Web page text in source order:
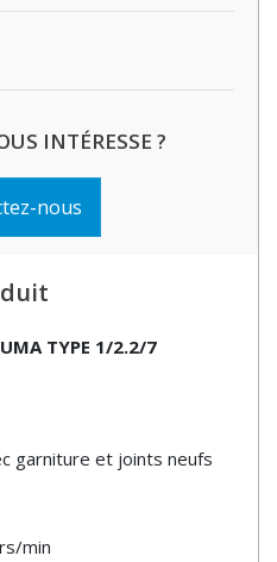
INTÉRESSE ?
nous
TYPE 1/2.2/7
garniture et joints neufs
min